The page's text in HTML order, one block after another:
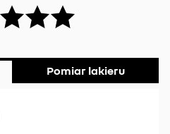
Pomiar lakieru